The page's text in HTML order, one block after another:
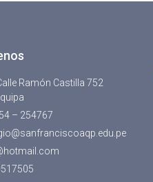
Ramón Castilla 752
– 254767